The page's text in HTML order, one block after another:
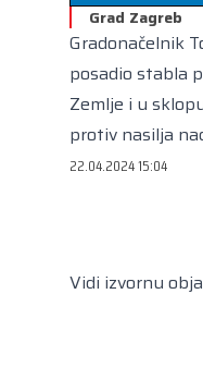
Europe
Grad Zagreb
Gradonačelnik
posadio stabla
Zemlje i u
protiv nasilja
22.04.2024 15:04
Vidi izvornu